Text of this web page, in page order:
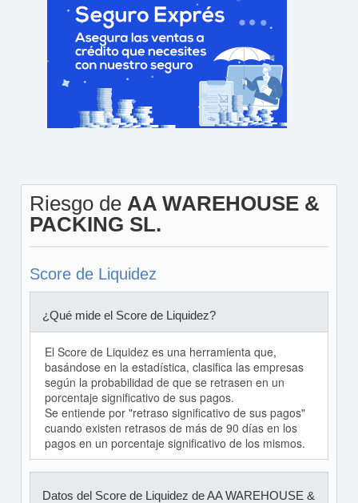
Riesgo de AA WAREHOUSE &
PACKING SL.
Score de Liquidez
¿Qué mide el Score de Liquidez?
El Score de Liquidez es una herramienta que,
basándose en la estadística, clasifica las empresas
según la probabilidad de que se retrasen en un
porcentaje significativo de sus pagos.
Se entiende por "retraso significativo de sus pagos"
cuando existen retrasos de más de 90 días en los
pagos en un porcentaje significativo de los mismos.
Datos del Score de Liquidez de AA WAREHOUSE &